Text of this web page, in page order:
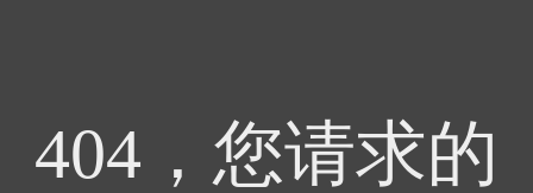
404，您请求的